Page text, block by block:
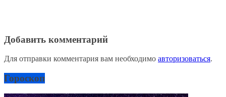
Добавить комментарий
Для отправки комментария вам необходимо авторизоваться.
Гороскоп